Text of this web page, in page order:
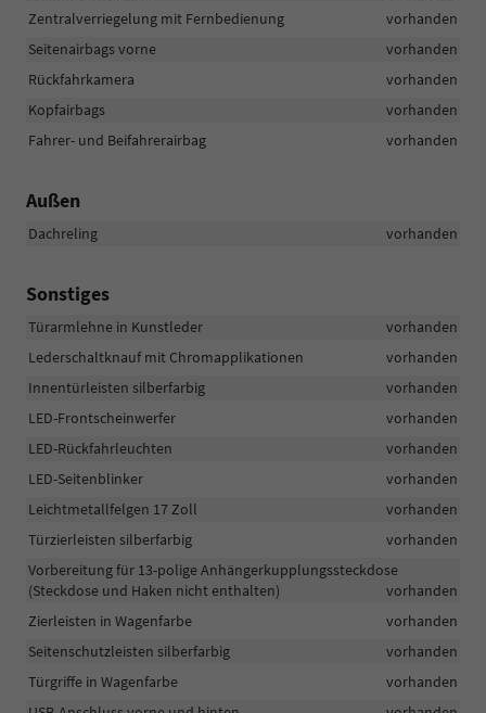
Zentralverriegelung mit Fernbedienung
vorhanden
Seitenairbags vorne
vorhanden
Rückfahrkamera
vorhanden
Kopfairbags
vorhanden
Fahrer- und Beifahrerairbag
vorhanden
Außen
Dachreling vorhanden
Sonstiges
Türarmlehne in Kunstleder
vorhanden
Lederschaltknauf mit Chromapplikationen
vorhanden
Innentürleisten silberfarbig
vorhanden
LED-Frontscheinwerfer
vorhanden
LED-Rückfahrleuchten
vorhanden
LED-Seitenblinker
vorhanden
Leichtmetallfelgen 17 Zoll
vorhanden
Türzierleisten silberfarbig
vorhanden
Vorbereitung für 13-polige Anhängerkupplungssteckdose
(Steckdose und Haken nicht enthalten)
vorhanden
Zierleisten in Wagenfarbe
vorhanden
Seitenschutzleisten silberfarbig
vorhanden
Türgriffe in Wagenfarbe
vorhanden